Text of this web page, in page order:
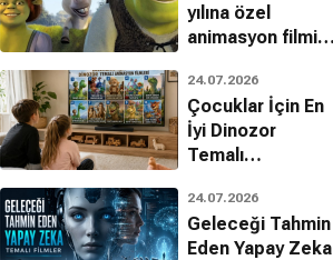
yılına özel
animasyon filmin
24.07.2026
Çocuklar İçin En
İyi Dinozor
Temalı
Filmleri
24.07.2026
Geleceği Tahmin
Eden Yapay Zeka